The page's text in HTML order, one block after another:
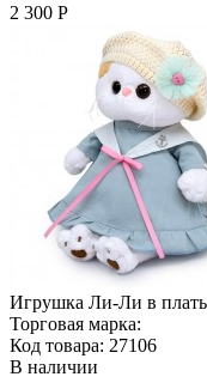
2 300 Р
Игрушка Ли-Ли в
Торговая марка:
Код товара: 27106
В наличии